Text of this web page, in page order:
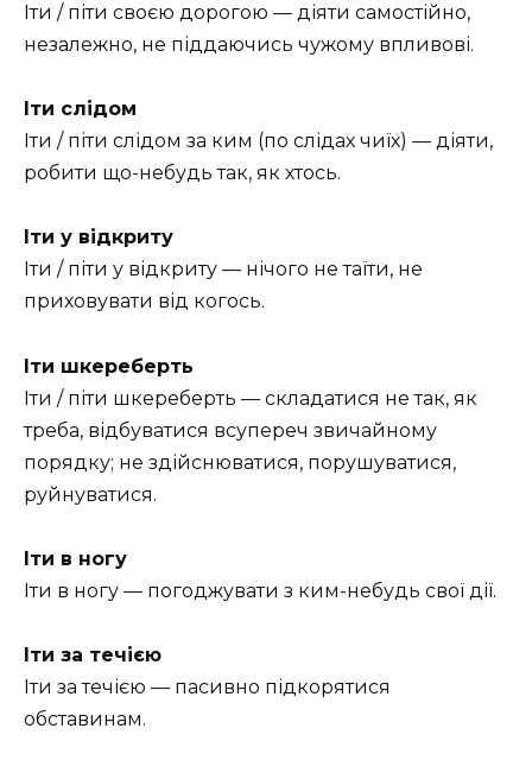
Іти / піти своєю дорогою — діяти самостійно,
незалежно, не піддаючись чужому впливові.
Іти слідом
Іти / піти слідом за ким (по слідах чиїх) — діяти,
робити що-небудь так, як хтось.
Іти у відкриту
Іти / піти у відкриту — нічого не таїти, не
приховувати від когось.
Іти шкереберть
Іти / піти шкереберть — складатися не так, як
треба, відбуватися всупереч звичайному
порядку; не здійснюватися, порушуватися,
руйнуватися.
Іти в ногу
Іти в ногу — погоджувати з ким-небудь свої дії.
Іти за течією
Іти за течією — пасивно підкорятися
обставинам.